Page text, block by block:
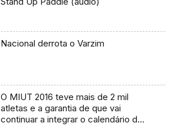
Nacional derrota o Varzim
O MIUT 2016 teve mais de 2 mil
atletas e a garantia de que vai
continuar a integrar o calendário do